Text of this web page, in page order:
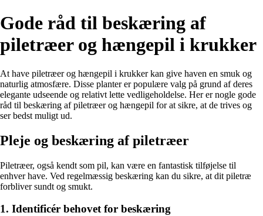
Gode råd til beskæring af
piletræer og hængepil i krukker
At have piletræer og hængepil i krukker kan give haven en smuk og
naturlig atmosfære. Disse planter er populære valg på grund af deres
elegante udseende og relativt lette vedligeholdelse. Her er nogle gode
råd til beskæring af piletræer og hængepil for at sikre, at de trives og
ser bedst muligt ud.
Pleje og beskæring af piletræer
Piletræer, også kendt som pil, kan være en fantastisk tilføjelse til
enhver have. Ved regelmæssig beskæring kan du sikre, at dit piletræ
forbliver sundt og smukt.
1. Identificér behovet for beskæring